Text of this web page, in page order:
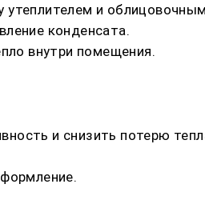
и
конденсата.
внутри помещения.
и снизить потерю